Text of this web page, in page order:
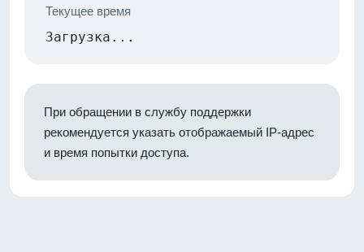
Текущее время
Загрузка...
При обращении в службу поддержки
рекомендуется указать отображаемый IP-адрес
и время попытки доступа.